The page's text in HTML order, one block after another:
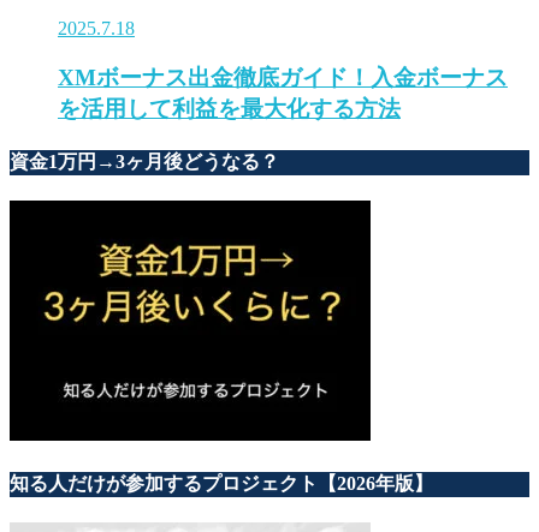
2025.7.18
XMボーナス出金徹底ガイド！入金ボーナス
を活用して利益を最大化する方法
資金1万円→3ヶ月後どうなる？
知る人だけが参加するプロジェクト【2026年版】